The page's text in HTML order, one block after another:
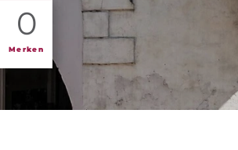
0
Merken
BIKEHOTELS
HOTELS &
TOUREN &